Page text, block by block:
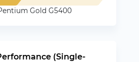
Gold G5400
(Single-